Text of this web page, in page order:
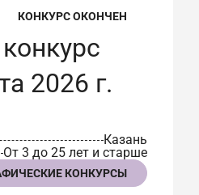
КОНКУРС ОКОНЧЕН
2026 г.
Казань
От 3 до 25 лет и старше
КОНКУРСЫ